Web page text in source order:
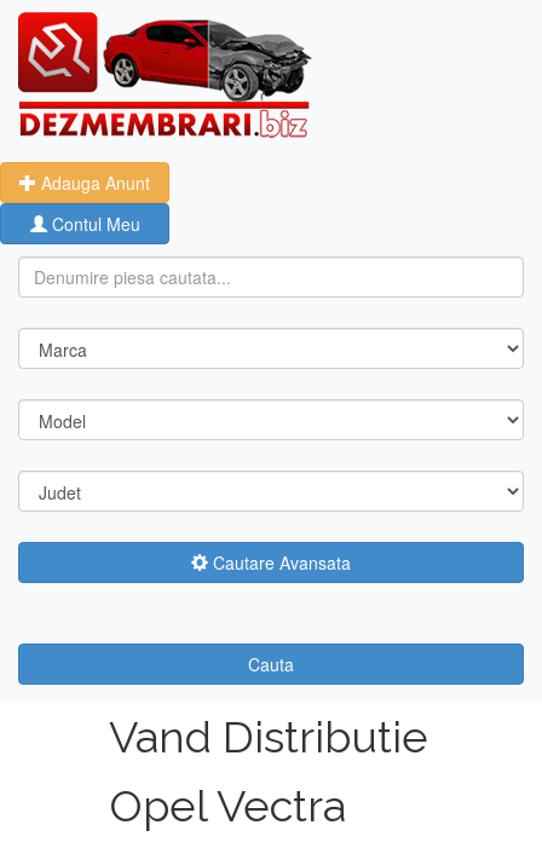
Adauga Anunt
Contul Meu
Cautare Avansata
Cauta
Vand Distributie
Opel Vectra